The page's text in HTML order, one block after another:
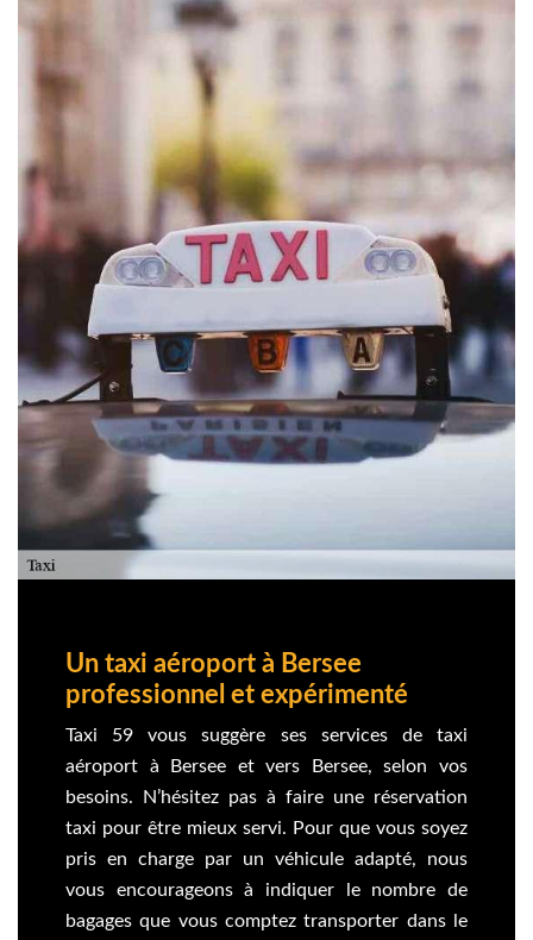
Un taxi aéroport à Bersee
professionnel et expérimenté
Taxi 59 vous suggère ses services de taxi
aéroport à Bersee et vers Bersee, selon vos
besoins. N’hésitez pas à faire une réservation
taxi pour être mieux servi. Pour que vous soyez
pris en charge par un véhicule adapté, nous
vous encourageons à indiquer le nombre de
bagages que vous comptez transporter dans le